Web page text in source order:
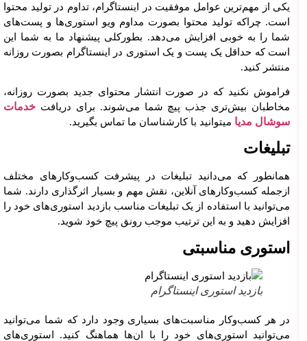
یکی از مهم‌ترین عوامل موفقیت در اینستاگرام، تداوم در تولید محتوا
است. چراکه تولید محتوا بصورت مداوم ویو استوری‌ها و پست‌های
شما را به خوبی افزایش می‌دهد. بطورکلی پیشنهاد ما به شما این
است که حداقل یک پست و یک استوری در اینستاگرام بصورت روزانه
منتشر کنید.
فراموش نکنید که در صورت انتشار محتوای جدید بصورت روزانه،
مخاطبان بیش‌تری جذب پیچ شما می‌شوند. برای دریافت خدمات
سوشال مدیا میتوانید با کارشناسان ما تماس بگیرید.
تبلیغات
همانطور که می‌دانید تبلیغات در پیشرفت کسب‌وکارهای مختلف
ازجمله کسب‌وکارهای آنلاین، نقش مهم و بسیار اثرگذاری دارند. شما
می‌توانید با استفاده از یک تبلیغات مناسب بازدید استوری‌های خود را
افزایش دهید و به این ترتیب موجب رونق پیچ خود شوید.
استوری مناسبتی
بازدید استوری اینستاگرام
در هر کسب‌وکار مناسبت‌های بسیاری وجود دارد که شما می‌توانید
می‌توانید استوری‌های خود را با ان‌ها هماهنگ کنید. استوری‌های